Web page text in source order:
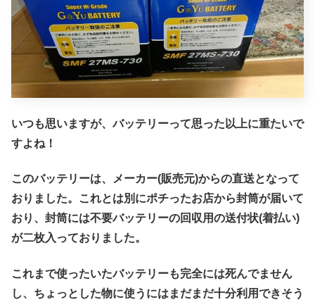
いつも思いますが、バッテリーって思った以上に重たいで
すよね！
このバッテリーは、メーカー(販売元)からの直送となって
おりました。これとは別にポチったお店から封筒が届いて
おり、封筒には不要バッテリーの回収用の送付状(着払い)
が二枚入っておりました。
これまで使ったいたバッテリーも完全には死んでません
し、ちょっとした物に使うにはまだまだ十分利用できそう